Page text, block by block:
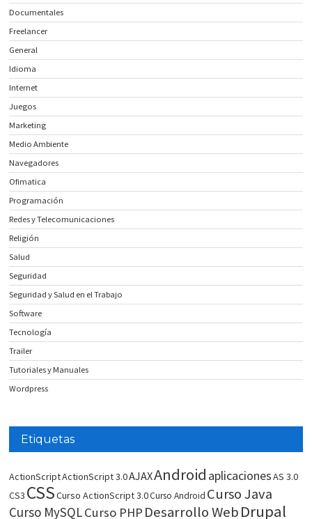
Documentales
Freelancer
General
Idioma
Internet
Juegos
Marketing
Medio Ambiente
Navegadores
Ofimatica
Programación
Redes y Telecomunicaciones
Religión
Salud
Seguridad
Seguridad y Salud en el Trabajo
Software
Tecnología
Trailer
Tutoriales y Manuales
Wordpress
Etiquetas
ActionScriptActionScript 3.0AJAXAndroid aplicacionesAS 3.0
CS3 CSSCurso ActionScript 3.0Curso Android Curso Java
Curso MySQLCurso PHP Desarrollo WebDrupal